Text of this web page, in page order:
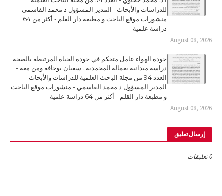
للدراسات والأبحاث - المدير المسؤول ذ محمد القاسمي -
منشورات موقع الباحث و مطبعة دار القلم - أكثر من 64
دراسة علمية
August 08, 2026
جودة الهواء عامل متحكم في جودة الحياة المرتبطة بالصحة:
دراسة ميدانية بعمالة المحمدية . سفيان بوحافة ومن معه -
العدد 94 من مجلة الباحث العلمية للدراسات والأبحاث -
المدير المسؤول ذ محمد القاسمي - منشورات موقع الباحث
و مطبعة دار القلم - أكثر من 64 دراسة علمية
August 08, 2026
إرسال تعليق
0 تعليقات